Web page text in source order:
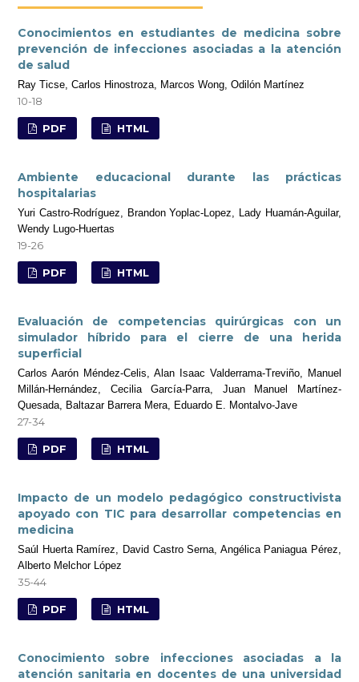
Conocimientos en estudiantes de medicina sobre
prevención de infecciones asociadas a la atención
de salud
Ray Ticse, Carlos Hinostroza, Marcos Wong, Odilón Martínez
10-18
PDF HTML
Ambiente educacional durante las prácticas
hospitalarias
Yuri Castro-Rodríguez, Brandon Yoplac-Lopez, Lady Huamán-Aguilar,
Wendy Lugo-Huertas
19-26
PDF HTML
Evaluación de competencias quirúrgicas con un
simulador híbrido para el cierre de una herida
superficial
Carlos Aarón Méndez-Celis, Alan Isaac Valderrama-Treviño, Manuel
Millán-Hernández, Cecilia García-Parra, Juan Manuel Martínez-
Quesada, Baltazar Barrera Mera, Eduardo E. Montalvo-Jave
27-34
PDF HTML
Impacto de un modelo pedagógico constructivista
apoyado con TIC para desarrollar competencias en
medicina
Saúl Huerta Ramírez, David Castro Serna, Angélica Paniagua Pérez,
Alberto Melchor López
35-44
PDF HTML
Conocimiento sobre infecciones asociadas a la
atención sanitaria en docentes de una universidad